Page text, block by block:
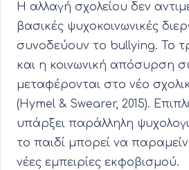
Η αλλαγή σχολείου δεν
βασικές ψυχοκοινωνικές
συνοδεύουν το bullying. Το
και η κοινωνική απόσυρση
μεταφέρονται στο νέο
(Hymel & Swearer, 2015).
υπάρξει παράλληλη
το παιδί μπορεί να
νέες εμπειρίες εκφοβισμού.